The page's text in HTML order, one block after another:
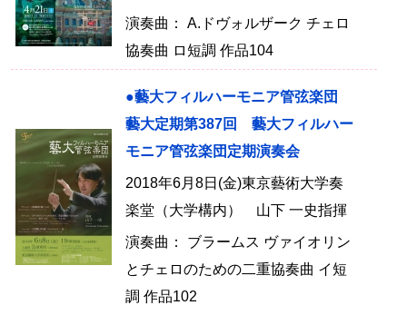
演奏曲： A.ドヴォルザーク チェロ
協奏曲 ロ短調 作品104
●藝大フィルハーモニア管弦楽団
藝大定期第387回 藝大フィルハー
モニア管弦楽団定期演奏会
2018年6月8日(金)東京藝術大学奏
楽堂（大学構内） 山下 一史指揮
演奏曲： ブラームス ヴァイオリン
とチェロのための二重協奏曲 イ短
調 作品102